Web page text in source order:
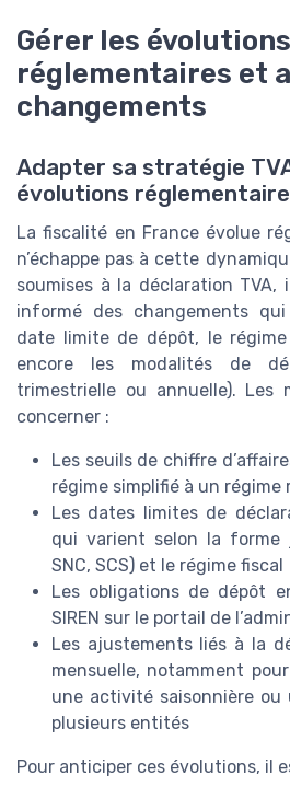
Gérer les évolutions
réglementaires et
changements
Adapter sa stratégie
évolutions
La fiscalité en France évolue
n’échappe pas à cette
soumises à la déclaration
informé des changements
date limite de dépôt, le
encore les modalités de
trimestrielle ou annuelle). Les
concerner :
Les seuils de chiffre
régime simplifié à un régime
Les dates limites de
qui varient selon la forme
SNC, SCS) et le régime fiscal
Les obligations de dépôt
SIREN sur le portail de
Les ajustements liés à la
mensuelle, notamment
une activité saisonnière
plusieurs entités
Pour anticiper ces évolutions, il